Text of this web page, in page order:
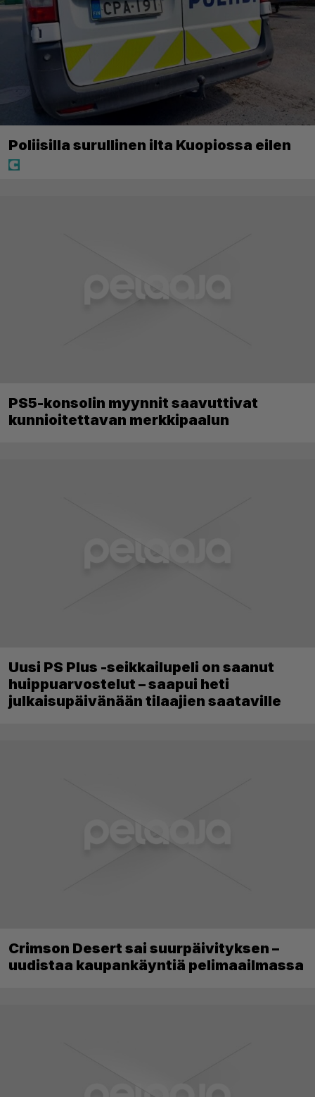
Poliisilla surullinen ilta Kuopiossa eilen
PS5-konsolin myynnit saavuttivat
kunnioitettavan merkkipaalun
Uusi PS Plus -seikkailupeli on saanut
huippuarvostelut – saapui heti
julkaisupäivänään tilaajien saataville
Crimson Desert sai suurpäivityksen –
uudistaa kaupankäyntiä pelimaailmassa